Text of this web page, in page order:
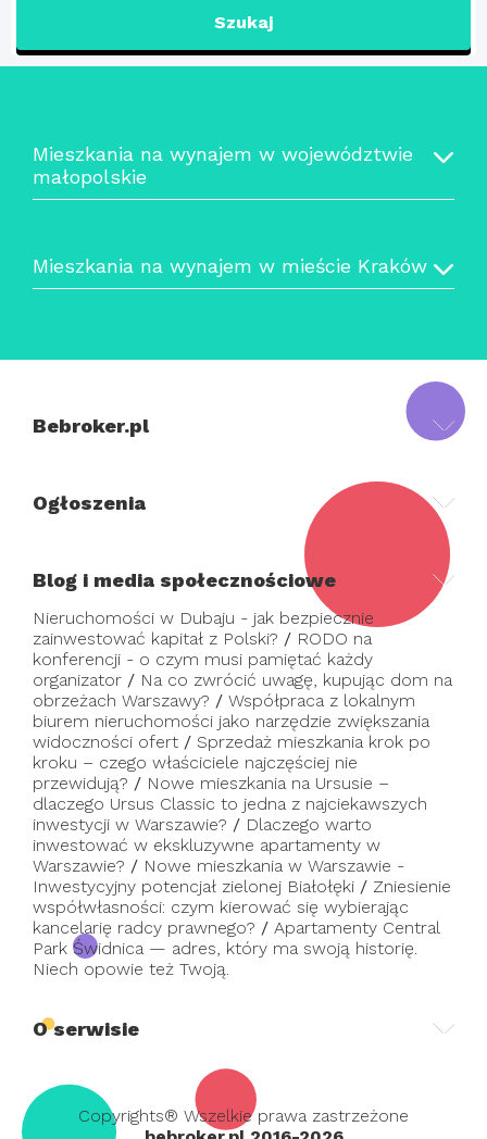
Szukaj
Mieszkania na wynajem w województwie
małopolskie
Mieszkania na wynajem w mieście Kraków
Bebroker.pl
Ogłoszenia
Blog i media społecznościowe
Nieruchomości w Dubaju - jak bezpiecznie
zainwestować kapitał z Polski? / RODO na
konferencji - o czym musi pamiętać każdy
organizator / Na co zwrócić uwagę, kupując dom na
obrzeżach Warszawy? / Współpraca z lokalnym
biurem nieruchomości jako narzędzie zwiększania
widoczności ofert / Sprzedaż mieszkania krok po
kroku – czego właściciele najczęściej nie
przewidują? / Nowe mieszkania na Ursusie –
dlaczego Ursus Classic to jedna z najciekawszych
inwestycji w Warszawie? / Dlaczego warto
inwestować w ekskluzywne apartamenty w
Warszawie? / Nowe mieszkania w Warszawie -
Inwestycyjny potencjał zielonej Białołęki / Zniesienie
współwłasności: czym kierować się wybierając
kancelarię radcy prawnego? / Apartamenty Central
Park Świdnica — adres, który ma swoją historię.
Niech opowie też Twoją.
O serwisie
Copyrights® Wszelkie prawa zastrzeżone